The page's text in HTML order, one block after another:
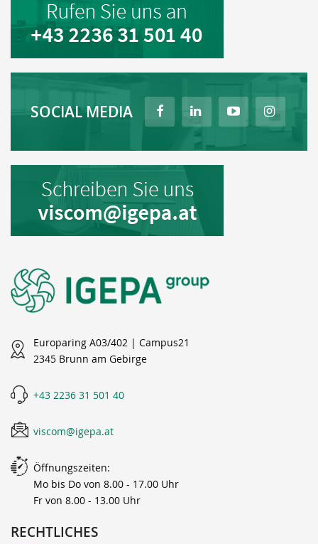
SOCIAL MEDIA
Europaring A03/402 | Campus21
2345 Brunn am Gebirge
+43 2236 31 501 40
viscom@igepa.at
Öffnungszeiten:
Mo bis Do von 8.00 - 17.00 Uhr
Fr von 8.00 - 13.00 Uhr
RECHTLICHES